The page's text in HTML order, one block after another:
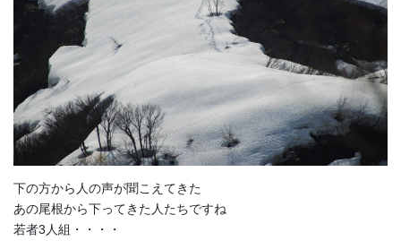
下の方から人の声が聞こえてきた
あの尾根から下ってきた人たちですね
若者3人組・・・・